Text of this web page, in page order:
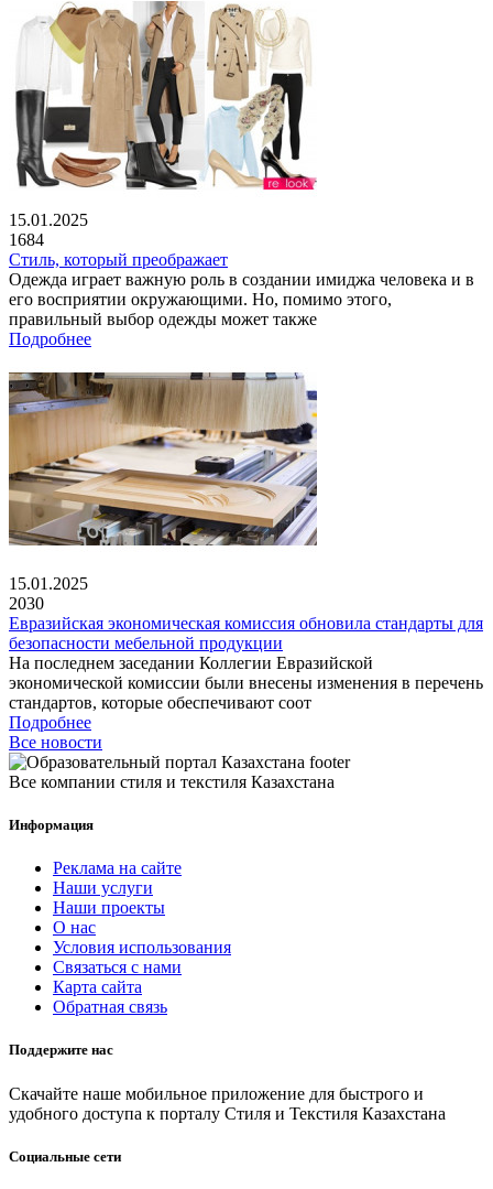
15.01.2025
1684
Стиль, который преображает
Одежда играет важную роль в создании имиджа человека и в
его восприятии окружающими. Но, помимо этого,
правильный выбор одежды может также
Подробнее
15.01.2025
2030
Евразийская экономическая комиссия обновила стандарты для
безопасности мебельной продукции
На последнем заседании Коллегии Евразийской
экономической комиссии были внесены изменения в перечень
стандартов, которые обеспечивают соот
Подробнее
Все новости
Все компании стиля и текстиля Казахстана
Информация
Реклама на сайте
Наши услуги
Наши проекты
О нас
Условия использования
Связаться с нами
Карта сайта
Обратная связь
Поддержите нас
Скачайте наше мобильное приложение для быстрого и
удобного доступа к порталу Стиля и Текстиля Казахстана
Социальные сети